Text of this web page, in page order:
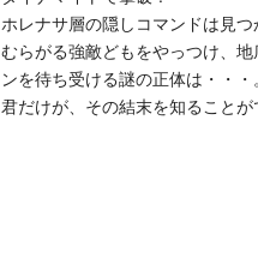
ホレナサ層の隠しコマンドは見
むらがる強敵どもをやっつけ、
ンを待ち受ける謎の正体は・・・
君だけが、その結末を知ることが